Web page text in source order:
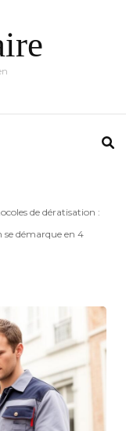
de dératisation :
démarque en 4